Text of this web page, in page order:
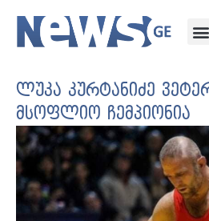
ლუკა კურტანიძე
მსოფლიო ჩემპიონია